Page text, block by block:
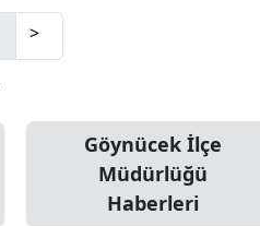
>
Göynücek İlçe
Müdürlüğü
Haberleri